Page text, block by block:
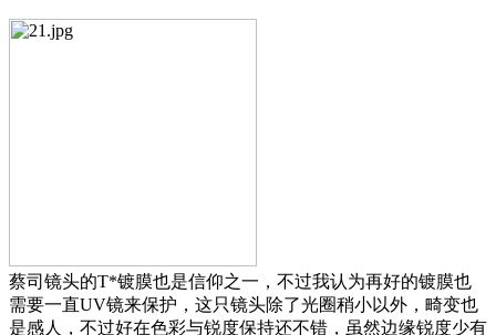
蔡司镜头的T*镀膜也是信仰之一，不过我认为再好的镀膜也
需要一直UV镜来保护，这只镜头除了光圈稍小以外，畸变也
是感人，不过好在色彩与锐度保持还不错，虽然边缘锐度少有